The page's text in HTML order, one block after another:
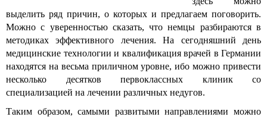
выделить ряд причин, о которых и предлагаем поговорить.
Можно с уверенностью сказать, что немцы разбираются в
методиках эффективного лечения. На сегодняшний день
медицинские технологии и квалификация врачей в Германии
находятся на весьма приличном уровне, ибо можно привести
несколько десятков первоклассных клиник со
специализацией на лечении различных недугов.
Таким образом, самыми развитыми направлениями можно